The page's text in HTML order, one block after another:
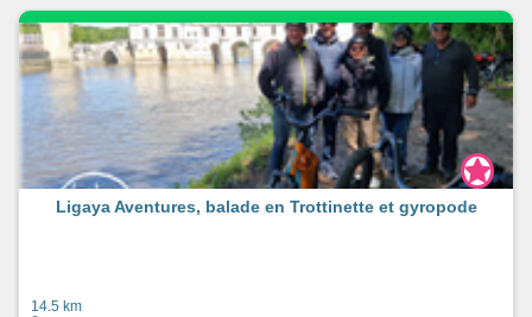
Ligaya Aventures, balade en Trottinette et gyropode
14.5 km